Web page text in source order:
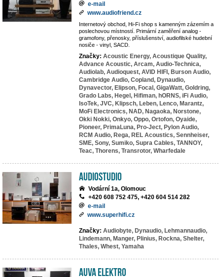
e-mail
www.audiofriend.cz
Internetový obchod, Hi-Fi shop s kamenným zázemím a
poslechovou místností. Primární zaměření analog -
gramofony, přenosky, příslušenství, audiofilské hudební
nosiče - vinyl, SACD.
Značky: Acoustic Energy, Acoustique Quality,
Advance Acoustic, Arcam, Audio-Technica,
Audiolab, Audioquest, AVID HIFI, Burson Audio,
Cambridge Audio, Copland, Dynaudio,
Dynavector, Elipson, Focal, GigaWatt, Goldring,
Grado Labs, Hegel, Hifiman, hORNS, iFi Audio,
IsoTek, JVC, Klipsch, Leben, Lenco, Marantz,
MoFi Electronics, NAD, Nagaoka, Norstone,
Okki Nokki, Onkyo, Oppo, Ortofon, Oyaide,
Pioneer, PrimaLuna, Pro-Ject, Pylon Audio,
RCM Audio, Rega, REL Acoustics, Sennheiser,
SME, Sony, Sumiko, Supra Cables, TANNOY,
Teac, Thorens, Transrotor, Wharfedale
AudioStudio
Vodární 1a, Olomouc
+420 608 752 475, +420 604 514 282
e-mail
www.superhifi.cz
Značky: Audiobyte, Dynaudio, Lehmannaudio,
Lindemann, Manger, Plinius, Rockna, Shelter,
Thales, Whest, Yamaha
AuVa elektro